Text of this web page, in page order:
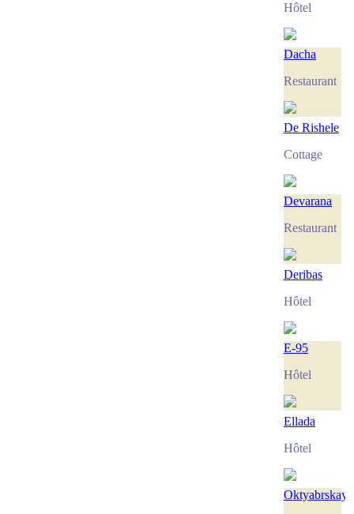
Hôtel
Dacha
Restaurant
De Rishele
Cottage
Devarana
Restaurant
Deribas
Hôtel
Е-95
Hôtel
Ellada
Hôtel
Oktyabrskaya